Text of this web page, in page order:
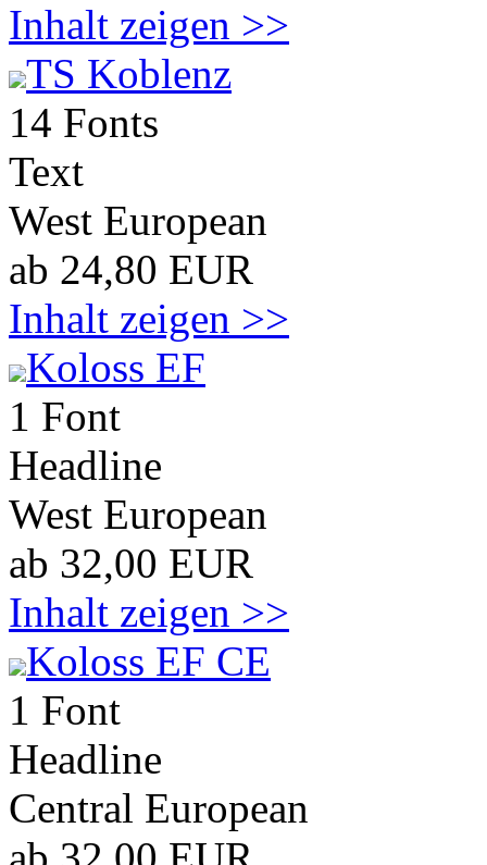
Inhalt zeigen >>
TS Koblenz
14 Fonts
Text
West European
ab 24,80 EUR
Inhalt zeigen >>
Koloss EF
1 Font
Headline
West European
ab 32,00 EUR
Inhalt zeigen >>
Koloss EF CE
1 Font
Headline
Central European